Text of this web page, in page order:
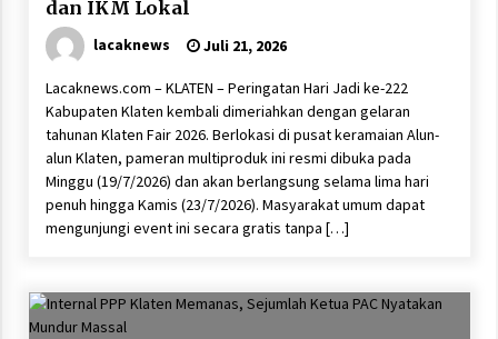
dan IKM Lokal
lacaknews Juli 21, 2026
Lacaknews.com – KLATEN – Peringatan Hari Jadi ke-222
Kabupaten Klaten kembali dimeriahkan dengan gelaran
tahunan Klaten Fair 2026. Berlokasi di pusat keramaian Alun-
alun Klaten, pameran multiproduk ini resmi dibuka pada
Minggu (19/7/2026) dan akan berlangsung selama lima hari
penuh hingga Kamis (23/7/2026). Masyarakat umum dapat
mengunjungi event ini secara gratis tanpa […]